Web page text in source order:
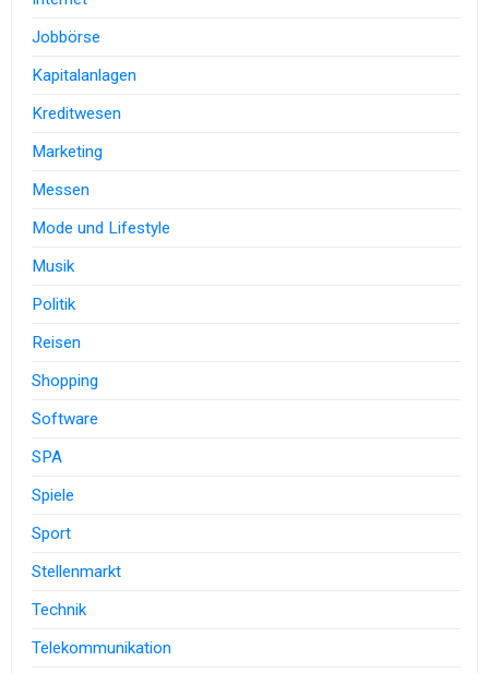
Jobbörse
Kapitalanlagen
Kreditwesen
Marketing
Messen
Mode und Lifestyle
Musik
Politik
Reisen
Shopping
Software
SPA
Spiele
Sport
Stellenmarkt
Technik
Telekommunikation